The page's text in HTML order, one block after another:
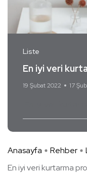
Liste
En iyi veri
19 Şubat 2022 17
Anasayfa Rehber
En iyi veri kurtarma